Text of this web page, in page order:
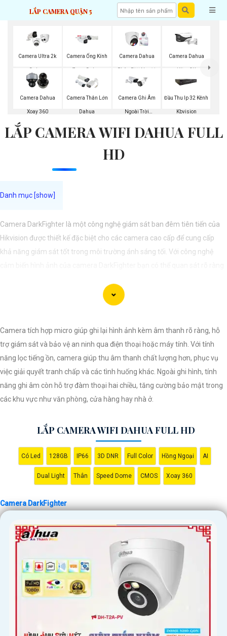
LẮP CAMERA QUẬN 5
Camera Ultra 2k
Dahua
Camera Ống Kính
Zoom Dahua
Camera Dahua
Phân Biệt Người
Camera Dahua
Ultra 2K
Camera Dahua
Xoay 360
Camera Thân Lớn
Dahua
Camera Ghi Âm
Ngoài Trời
Đầu Thu Ip 32 Kênh
Kbvision
LẮP CAMERA WIFI DAHUA FULL
HD
Camera DarkFighter là một công nghệ giám sát ban đêm tiên tiến của
Hikvision được thiết kế đặc biệt cho các camera cao cấp để cung cấp
khả năng giám sát tốt trong môi trường ánh sáng tối. Với công nghệ
của Hikvision cung cấp khả năng tái tạo màu sắc chính xác và hình ảnh
sắc nét, cho phép bạn nhìn rõ ràng vào ban đêm mà không cần ánh
Camera tích hợp micro giúp ghi lại hình ảnh kèm âm thanh rõ ràng, hỗ
trợ giám sát và bảo vệ an ninh qua điện thoại hoặc máy tính. Với tính
năng lọc tiếng ồn, camera giúp thu âm thanh chất lượng hơn, phục vụ
việc giải quyết tranh chấp và các tình huống khác. Ngoài ghi hình, tính
năng ghi âm còn hỗ trợ đàm thoại hai chiều, tăng cường bảo mật trong
các khu vực như văn phòng, cửa hàng hay nhà ở.
LẮP CAMERA WIFI DAHUA FULL HD
Có Led 128GB IP66 3D DNR Full Color Hồng Ngoại AI
Dual Light Thân Speed Dome CMOS Xoay 360
Camera DarkFighter